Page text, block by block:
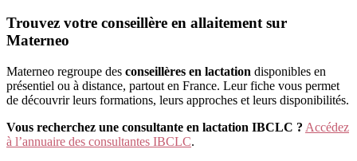
Trouvez votre conseillère en allaitement sur
Materneo
Materneo regroupe des conseillères en lactation disponibles en
présentiel ou à distance, partout en France. Leur fiche vous permet
de découvrir leurs formations, leurs approches et leurs disponibilités.
Vous recherchez une consultante en lactation IBCLC ? Accédez
à l’annuaire des consultantes IBCLC.